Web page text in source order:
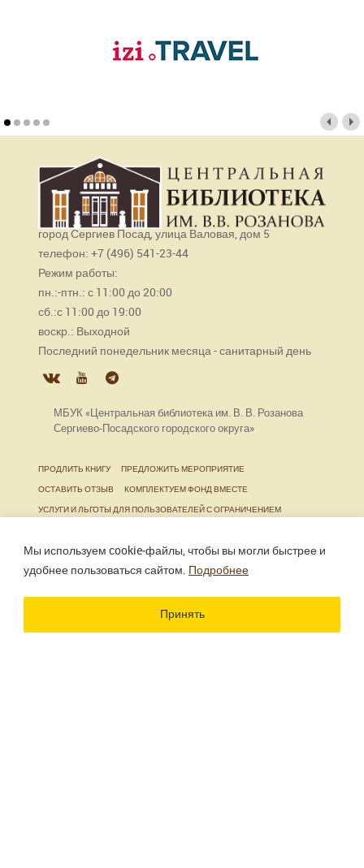
Мы используем cookie‑файлы, чтобы вы могли быстрее и
удобнее пользоваться сайтом. Подробнее
Принять
город Сергиев Посад, улица Валовая, дом 5
телефон: +7 (496) 541-23-44
Режим работы:
пн.:-птн.: с 11:00 до 20:00
сб.:с 11:00 до 19:00
воскр.: Выходной
Последний понедельник месяца - санитарный день
МБУК «Центральная библиотека им. В. В. Розанова
Сергиево-Посадского городского округа»
ПРОДЛИТЬ КНИГУ
ПРЕДЛОЖИТЬ МЕРОПРИЯТИЕ
ОСТАВИТЬ ОТЗЫВ
КОМПЛЕКТУЕМ ФОНД ВМЕСТЕ
УСЛУГИ И ЛЬГОТЫ ДЛЯ ПОЛЬЗОВАТЕЛЕЙ С ОГРАНИЧЕНИЕМ
ЖИЗНЕДЕЯТЕЛЬНОСТИ
Использование материалов сайта разрешено только
при наличии активной ссылки.